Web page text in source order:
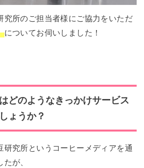
究所のご担当者様にご協力をいただ
についてお伺いしました！
どのようなきっかけサービス
ょうか？
研究所というコーヒーメディアを通
が、